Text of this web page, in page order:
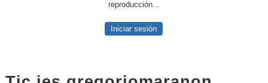
reproducción...
Iniciar sesión